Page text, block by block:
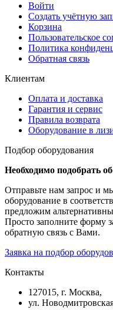
Войти
Создать учётную
Корзина
Пользовательское
Политика
Обратная связь
Клиентам
Оплата и доставка
Гарантия и сервис
Правила возврата
Оборудование в
Подбор оборудования
Необходимо подобрать
Отправьте нам запрос и
оборудование в
предложим
Просто заполните форму
обратную связь с Вами.
Заявка на подбор
Контакты
127015, г. Москва,
ул.